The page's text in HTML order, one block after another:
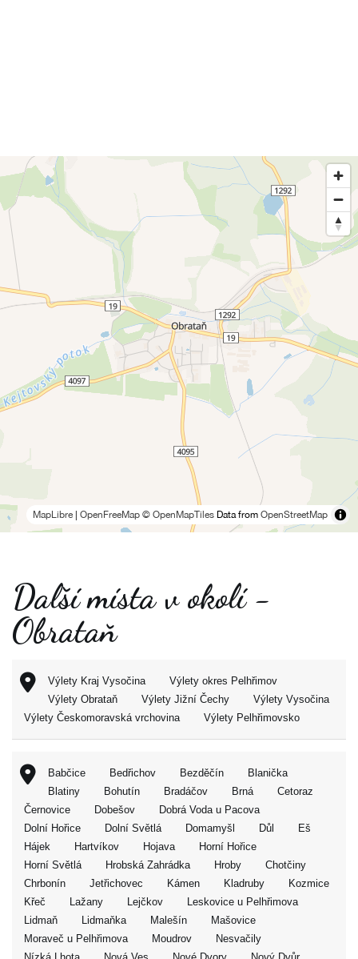
MapLibre OpenFreeMap © OpenMapTiles Data from OpenStreetMap
Další místa v okolí -
Obrataň
Výlety Kraj Vysočina
Výlety okres Pelhřimov
Výlety Obrataň
Výlety Jižní Čechy
Výlety Vysočina
Výlety Českomoravská vrchovina
Výlety Pelhřimovsko
Babčice Bedřichov Bezděčín
Blanička
Blatiny
Bohutín Bradáčov Brná
Cetoraz
Černovice
Dobešov
Dobrá Voda u Pacova
Dolní Hořice
Dolní Světlá Domamyšl Důl
Eš
Hájek
Hartvíkov Hojava
Horní Hořice
Horní Světlá
Hrobská Zahrádka Hroby
Chotčiny
Chrbonín
Jetřichovec Kámen Kladruby
Kozmice
Křeč
Lažany Lejčkov
Leskovice u Pelhřimova
Lidmaň
Lidmaňka Malešín
Mašovice
Moraveč u Pelhřimova
Moudrov
Nesvačily